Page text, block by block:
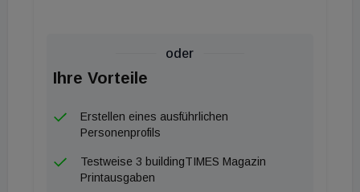
Schindler (Allplan), der als neues Mitglied kooptiert
wurde und sich im Juni 2024 offiziell zur Wahl stellt.
gemeinsamen Strategieprozess über den Sommer
hinweg erarbeitet und werden in den kommenden
Monaten in konkrete Maßnahmen gegossen.
oder
Ihre Vorteile
Erstellen eines ausführlichen
Personenprofils
Testweise 3 buildingTIMES Magazin
Printausgaben